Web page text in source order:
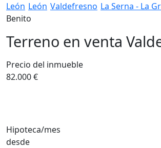
León León Valdefresno La Serna - La
Benito
Terreno en venta
Precio del inmueble
82.000 €
Hipoteca/mes
desde